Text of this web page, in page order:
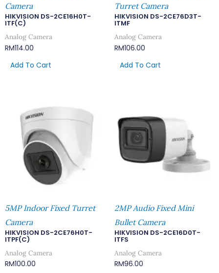
Camera
HIKVISION DS-2CE16H0T-
ITF(C)
Analog Camera
RM114.00
Add To Cart
Turret Camera
HIKVISION DS-2CE76D3T-
ITMF
Analog Camera
RM106.00
Add To Cart
5MP Indoor Fixed Turret
Camera
HIKVISION DS-2CE76H0T-
ITPF(C)
Analog Camera
RM100.00
2MP Audio Fixed Mini
Bullet Camera
HIKVISION DS-2CE16D0T-
ITFS
Analog Camera
RM96.00